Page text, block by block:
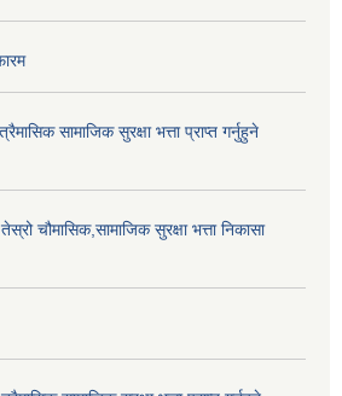
सामाजिक सुरक्षा भत्ता प्राप्त गर्नुहुने
चौमासिक,सामाजिक सुरक्षा भत्ता निकासा